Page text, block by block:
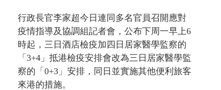
行政長官李家超今日連同多名官員召開應對
疫情指導及協調組記者會，公布下周一早上6
時起，三日酒店檢疫加四日居家醫學監察的
「3+4」抵港檢疫安排會改為三日居家醫學監
察的「0+3」安排，同日並實施其他便利旅客
來港的措施。